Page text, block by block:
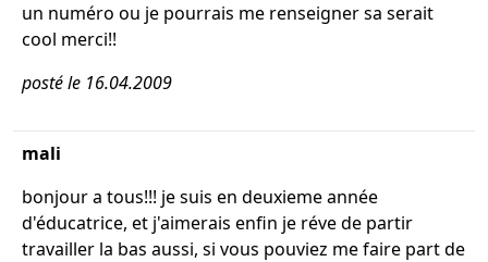
un numéro ou je pourrais me renseigner sa serait
cool merci!!
posté le 16.04.2009
mali
bonjour a tous!!! je suis en deuxieme année
d'éducatrice, et j'aimerais enfin je réve de partir
travailler la bas aussi, si vous pouviez me faire part de